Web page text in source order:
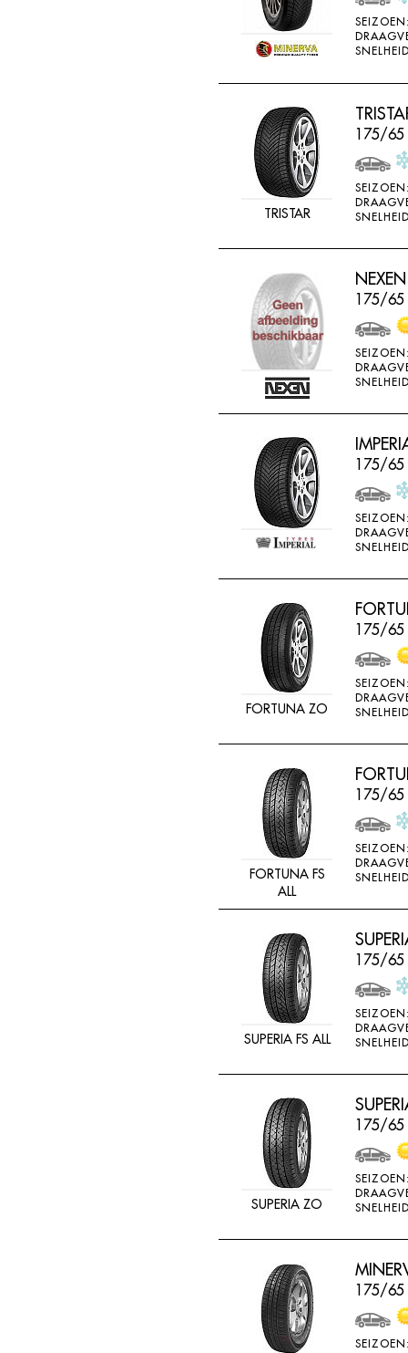
TRISTAR
175/65
175/65
175/65
FORTUNA ZO
175/65
FORTUNA FS
ALL
175/65
SUPERIA FS ALL
175/65
SUPERIA ZO
175/65
175/65